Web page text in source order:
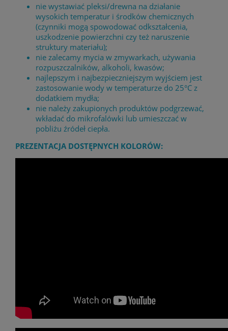
nie wystawiać pleksi/drewna na działanie
wysokich temperatur i środków chemicznych
(czynniki mogą spowodować odkształcenia,
uszkodzenie powierzchni czy też naruszenie
struktury materiału);
nie zalecamy mycia w zmywarkach, używania
rozpuszczalników, alkoholi, kwasów;
najlepszym i najbezpieczniejszym wyjściem jest
zastosowanie wody w temperaturze do 25°C z
dodatkiem mydła;
nie należy zakupionych produktów podgrzewać,
wkładać do mikrofalówki lub umieszczać w
pobliżu źródeł ciepła.
PREZENTACJA DOSTĘPNYCH KOLORÓW: